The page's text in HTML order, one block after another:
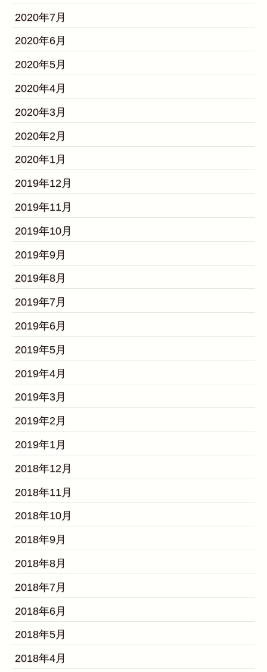
2020年7月
2020年6月
2020年5月
2020年4月
2020年3月
2020年2月
2020年1月
2019年12月
2019年11月
2019年10月
2019年9月
2019年8月
2019年7月
2019年6月
2019年5月
2019年4月
2019年3月
2019年2月
2019年1月
2018年12月
2018年11月
2018年10月
2018年9月
2018年8月
2018年7月
2018年6月
2018年5月
2018年4月